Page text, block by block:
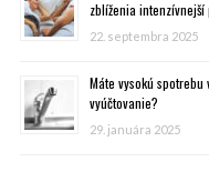
zblíženia intenzívnejší
22. septembra 2025
Máte vysokú
vyúčtovanie?
29. januára 2025